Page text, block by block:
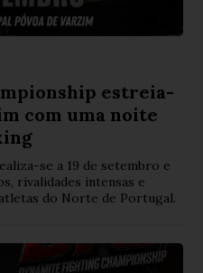
estreia-
com uma noite
se a 19 de setembro e
rivalidades intensas e
do Norte de Portugal.